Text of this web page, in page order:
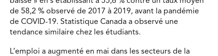
de 58,2 % observé de 2017 à 2019, avant la pandémie
de COVID-19. Statistique Canada a observé une
tendance similaire chez les étudiants.
L’emploi a augmenté en mai dans les secteurs de la